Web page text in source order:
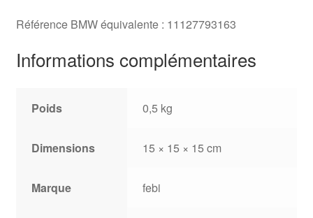
Référence BMW équivalente : 11127793163
Informations complémentaires
Poids 0,5 kg
Dimensions 15 × 15 × 15 cm
Marque febi